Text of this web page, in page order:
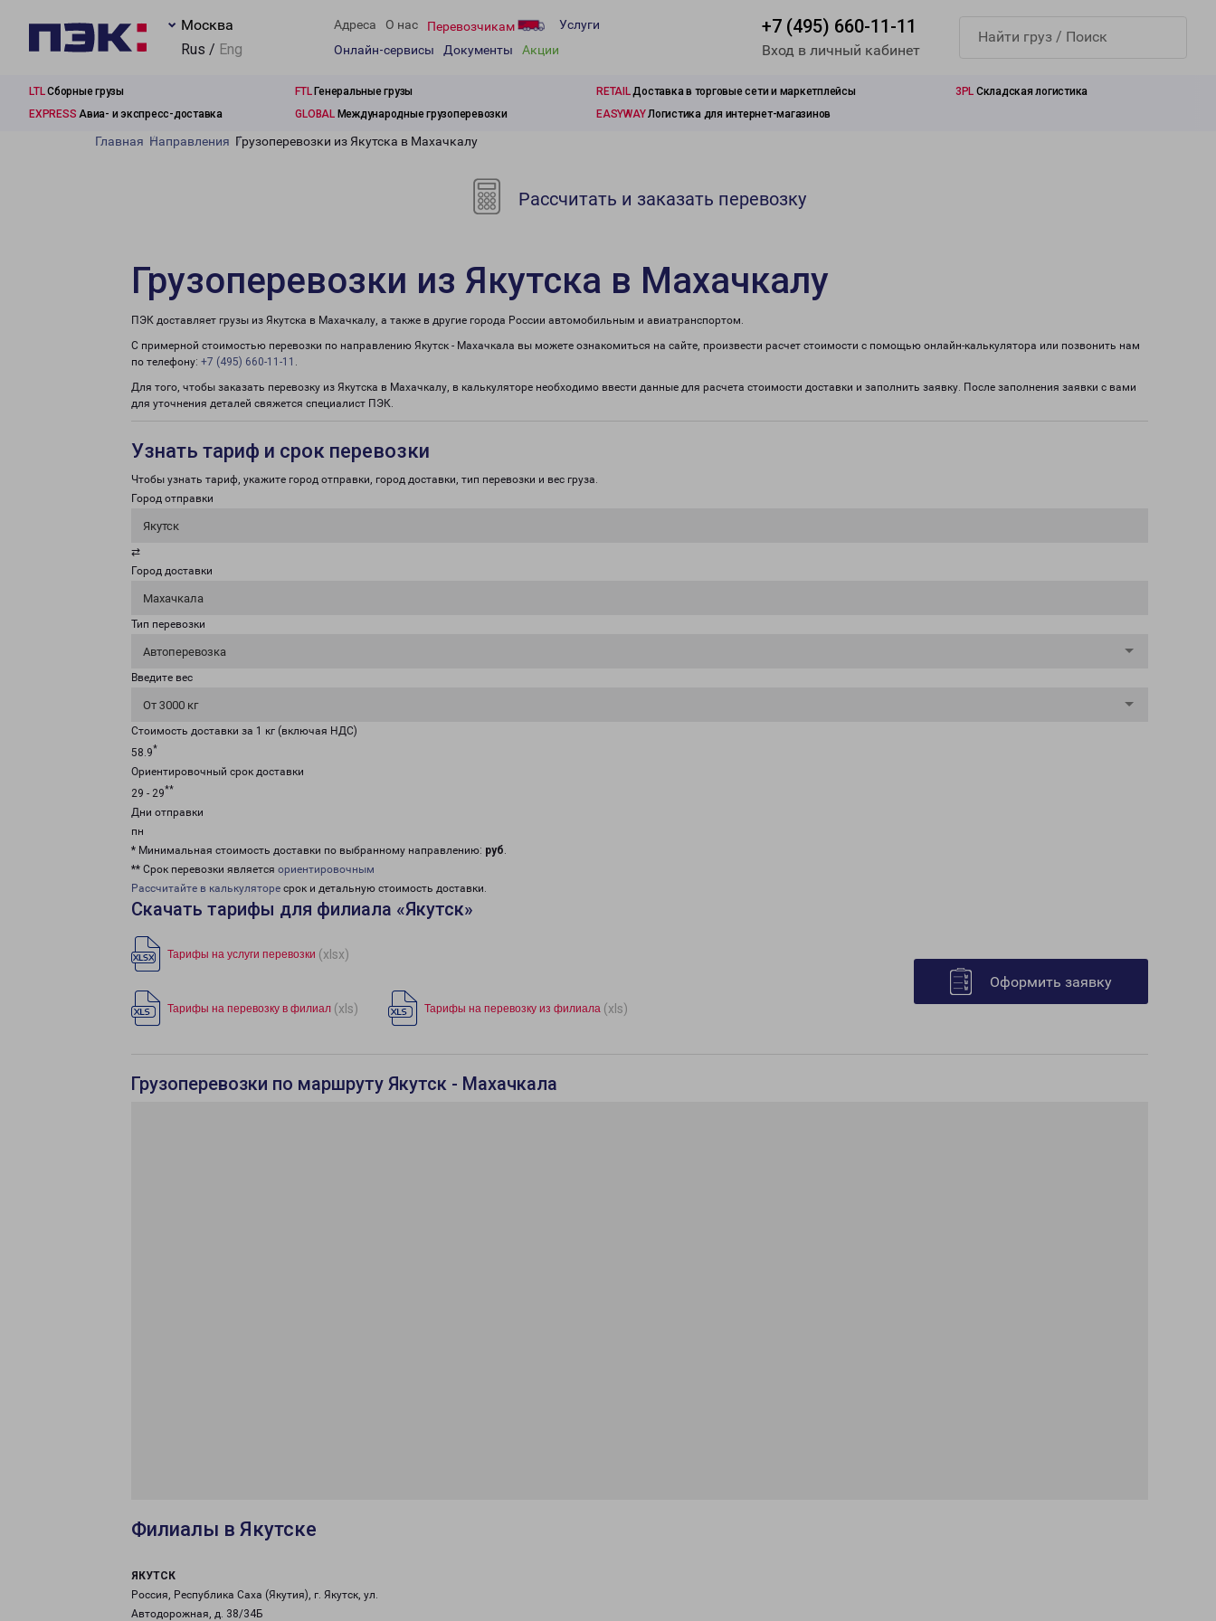
Москва
Rus / Eng
Адреса О нас Перевозчикам
Услуги
Онлайн-сервисы
Документы Акции
+7 (495) 660-11-11
Вход в личный кабинет
LTLСборные грузы FTLГенеральные грузы RETAILДоставка в торговые сети и маркетплейсы 3PL Складская логистика
EXPRESS Авиа- и экспресс-доставка GLOBALМеждународные грузоперевозки EASYWAYЛогистика для интернет-магазинов
Главная Направления Грузоперевозки из Якутска в Махачкалу
Рассчитать и заказать перевозку
Грузоперевозки из Якутска в Махачкалу
ПЭК доставляет грузы из Якутска в Махачкалу, а также в другие города России автомобильным и авиатранспортом.
С примерной стоимостью перевозки по направлению Якутск - Махачкала вы можете ознакомиться на сайте, произвести расчет стоимости с помощью онлайн-калькулятора или позвонить нам
по телефону: +7 (495) 660-11-11 .
Для того, чтобы заказать перевозку из Якутска в Махачкалу, в калькуляторе необходимо ввести данные для расчета стоимости доставки и заполнить заявку. После заполнения заявки с вами
для уточнения деталей свяжется специалист ПЭК.
Узнать тариф и срок перевозки
Чтобы узнать тариф, укажите город отправки, город доставки, тип перевозки и вес груза.
Город отправки
Якутск
⇄
Город доставки
Махачкала
Тип перевозки
Автоперевозка
Введите вес
От 3000 кг
Стоимость доставки за 1 кг (включая НДС)
58.9*
Ориентировочный срок доставки
29 - 29**
Дни отправки
пн
* Минимальная стоимость доставки по выбранному направлению: руб.
** Срок перевозки является ориентировочным
Рассчитайте в калькуляторе срок и детальную стоимость доставки.
Скачать тарифы для филиала «Якутск»
Тарифы на услуги перевозки (xlsx)
Тарифы на перевозку в филиал (xls) Тарифы на перевозку из филиала (xls)
Оформить заявку
Грузоперевозки по маршруту Якутск - Махачкала
Филиалы в Якутске
ЯКУТСК
Россия, Республика Саха (Якутия), г. Якутск, ул.
Автодорожная, д. 38/34Б